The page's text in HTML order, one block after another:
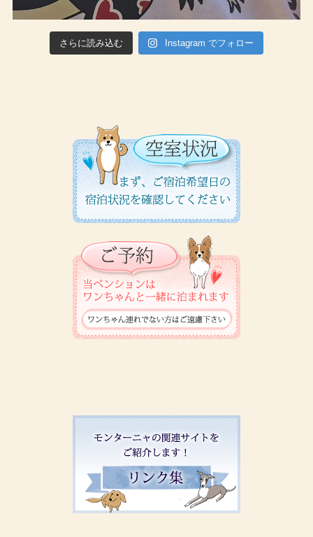
さらに読み込む Instagram でフォロー